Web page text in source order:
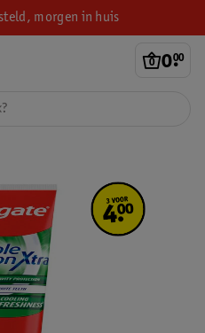
morgen in huis
0.
00